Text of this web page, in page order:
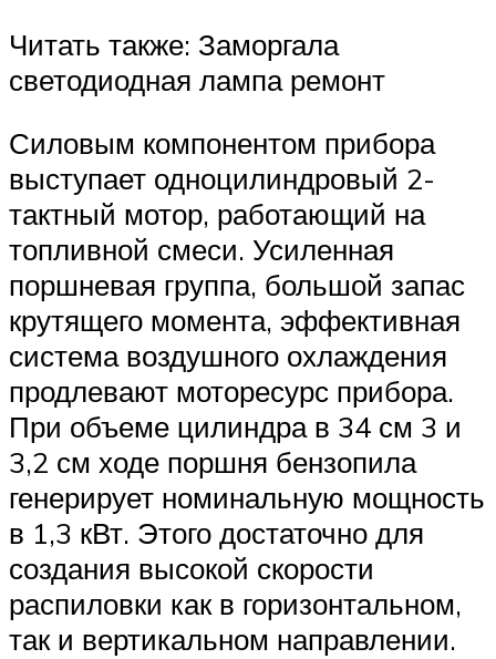
Читать также: Заморгала
светодиодная лампа ремонт
Силовым компонентом прибора
выступает одноцилиндровый 2-
тактный мотор, работающий на
топливной смеси. Усиленная
поршневая группа, большой запас
крутящего момента, эффективная
система воздушного охлаждения
продлевают моторесурс прибора.
При объеме цилиндра в 34 см 3 и
3,2 см ходе поршня бензопила
генерирует номинальную мощность
в 1,3 кВт. Этого достаточно для
создания высокой скорости
распиловки как в горизонтальном,
так и вертикальном направлении.